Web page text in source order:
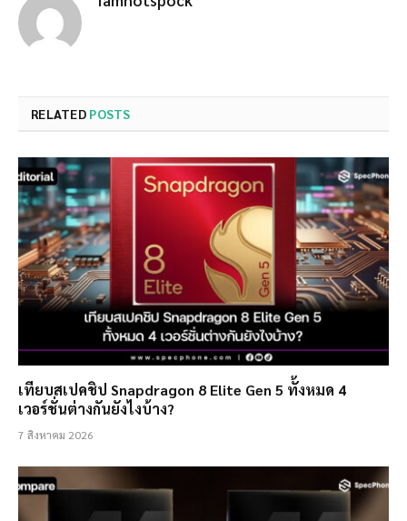
RELATED POSTS
เทียบสเปคชิป Snapdragon 8 Elite Gen 5 ทั้งหมด 4
เวอร์ชั่นต่างกันยังไงบ้าง?
7 สิงหาคม 2026